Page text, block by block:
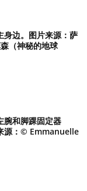
身边。图片来源：萨
（神秘的地球
腕和脚踝固定器
源：© Emmanuelle